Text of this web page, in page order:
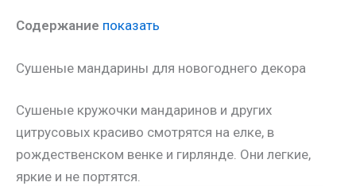
Содержание показать
Сушеные мандарины для новогоднего декора
Сушеные кружочки мандаринов и других
цитрусовых красиво смотрятся на елке, в
рождественском венке и гирлянде. Они легкие,
яркие и не портятся.